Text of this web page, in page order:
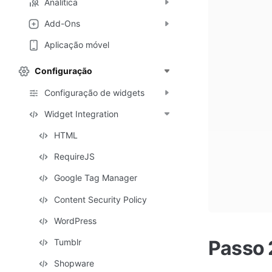
Add-Ons
Aplicação móvel
Configuração
Configuração de widgets
Widget Integration
HTML
RequireJS
Google Tag Manager
Content Security Policy
WordPress
Tumblr
Shopware
Passo